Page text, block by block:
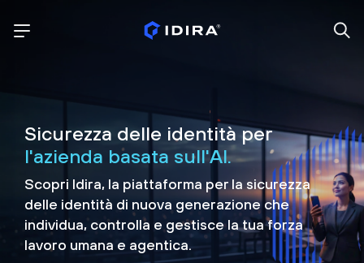
Sicurezza delle identità per
l'azienda basata sull'AI.
Scopri Idira, la piattaforma per la sicurezza
delle identità di nuova generazione che
individua, controlla e gestisce la tua forza
lavoro umana e agentica.